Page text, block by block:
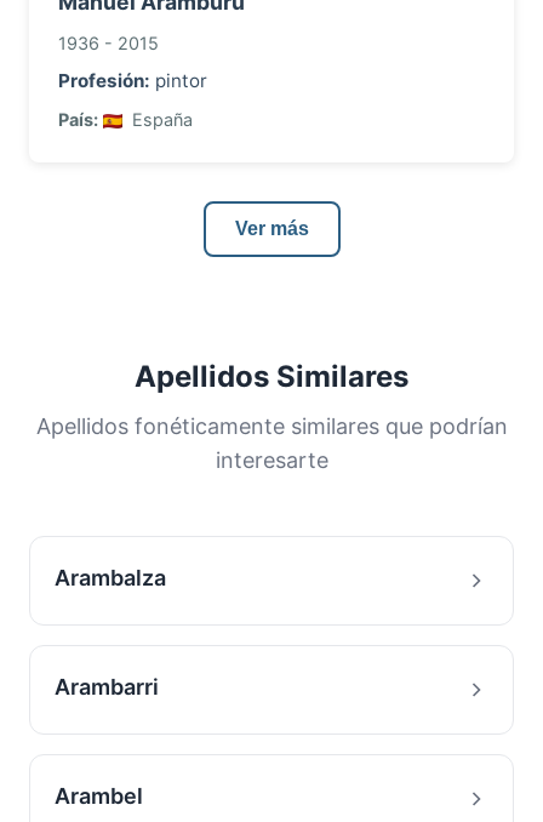
1936 - 2015
Profesión: pintor
País: España
Ver más
Apellidos Similares
Apellidos fonéticamente similares que podrían
interesarte
Arambalza
Arambarri
Arambel